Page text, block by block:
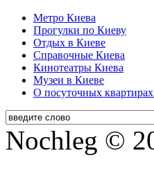
Метро Киева
Прогулки по Киеву
Отдых в Киеве
Справочные Киева
Кинотеатры Киева
Музеи в Киеве
О посуточных
Nochleg ©